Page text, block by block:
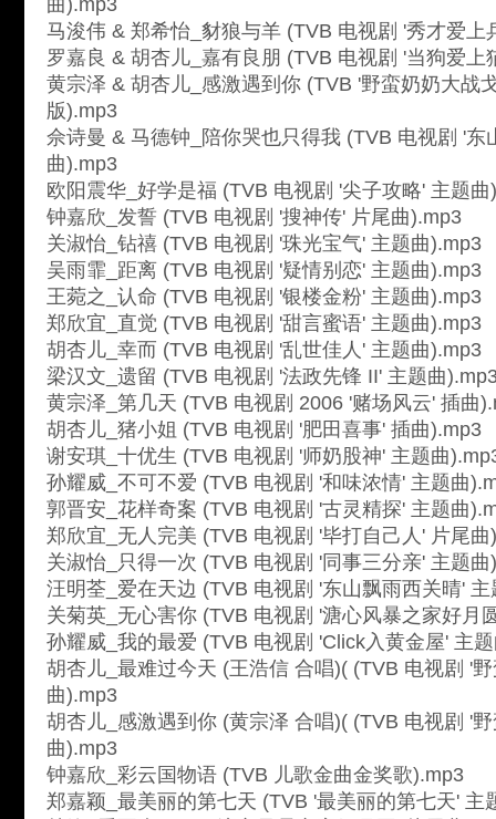
曲).mp3
马浚伟 & 郑希怡_豺狼与羊 (TVB 电视剧 '秀才爱上
罗嘉良 & 胡杏儿_嘉有良朋 (TVB 电视剧 '当狗爱上
黄宗泽 & 胡杏儿_感激遇到你 (TVB '野蛮奶奶大战
版).mp3
佘诗曼 & 马德钟_陪你哭也只得我 (TVB 电视剧 '东
曲).mp3
欧阳震华_好学是福 (TVB 电视剧 '尖子攻略' 主题曲
钟嘉欣_发誓 (TVB 电视剧 '搜神传' 片尾曲).mp3
关淑怡_钻禧 (TVB 电视剧 '珠光宝气' 主题曲).mp3
吴雨霏_距离 (TVB 电视剧 '疑情别恋' 主题曲).mp3
王菀之_认命 (TVB 电视剧 '银楼金粉' 主题曲).mp3
郑欣宜_直觉 (TVB 电视剧 '甜言蜜语' 主题曲).mp3
胡杏儿_幸而 (TVB 电视剧 '乱世佳人' 主题曲).mp3
梁汉文_遗留 (TVB 电视剧 '法政先锋 II' 主题曲
黄宗泽_第几天 (TVB 电视剧 2006 '赌场风云' 插曲
胡杏儿_猪小姐 (TVB 电视剧 '肥田喜事' 插曲).mp3
谢安琪_十优生 (TVB 电视剧 '师奶股神' 主题曲
孙耀威_不可不爱 (TVB 电视剧 '和味浓情' 主题曲
郭晋安_花样奇案 (TVB 电视剧 '古灵精探' 主题曲
郑欣宜_无人完美 (TVB 电视剧 '毕打自己人' 片尾曲
关淑怡_只得一次 (TVB 电视剧 '同事三分亲' 主题曲
汪明荃_爱在天边 (TVB 电视剧 '东山飘雨西关晴'
关菊英_无心害你 (TVB 电视剧 '溏心风暴之家好月
孙耀威_我的最爱 (TVB 电视剧 'Click入黄金屋' 主
胡杏儿_最难过今天 (王浩信 合唱)( (TVB 电视剧 '
曲).mp3
胡杏儿_感激遇到你 (黄宗泽 合唱)( (TVB 电视剧 '
曲).mp3
钟嘉欣_彩云国物语 (TVB 儿歌金曲金奖歌).mp3
郑嘉颖_最美丽的第七天 (TVB '最美丽的第七天' 主